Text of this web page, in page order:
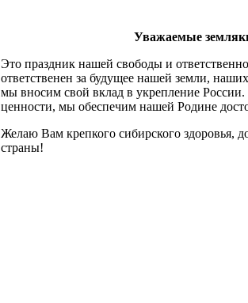
Уважаемые
Это праздник нашей свободы и
ответственен за будущее нашей земли,
мы вносим свой вклад в укрепление
ценности, мы обеспечим нашей Родине
Желаю Вам крепкого сибирского здоровья,
страны!